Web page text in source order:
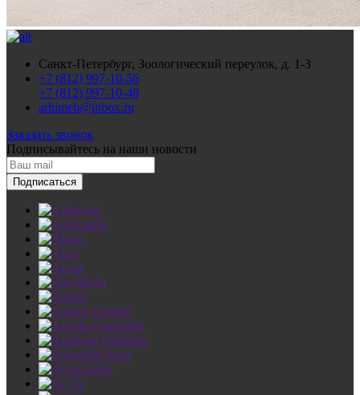
Санкт-Петербург, Зоологический переулок, д. 1-3
+7 (812) 997-10-56
+7 (812) 997-10-48
arhimeb@inbox.ru
Заказать звонок
Подписывайтесь на наши новости